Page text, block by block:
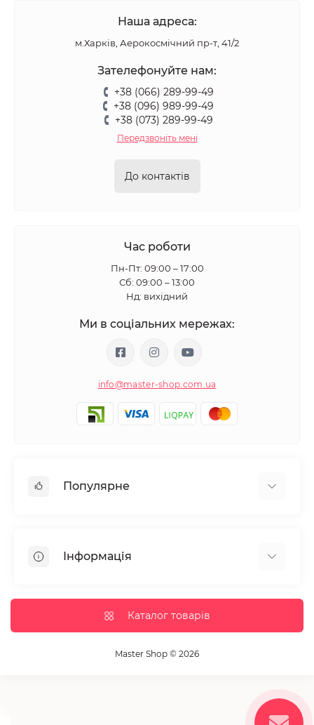
Наша адреса:
м.Харків, Аерокосмічний пр-т, 41/2
Зателефонуйте нам:
+38 (066) 289-99-49
+38 (096) 989-99-49
+38 (073) 289-99-49
Передзвоніть мені
До контактів
Час роботи
Пн-Пт: 09:00 – 17:00
Сб: 09:00 – 13:00
Нд: вихідний
Ми в соціальних мережах:
info@master-shop.com.ua
Популярне
Парафінотерапія
Вії та брови
Дезінфекція та стерилізація
Пензлики і набори для макіяжу
Інформація
Доставка та оплата
Корисні статті
Каталог товарів
Master Shop © 2026